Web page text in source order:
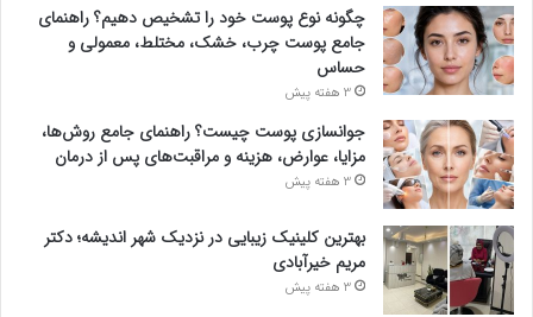
چگونه نوع پوست خود را تشخیص دهیم؟ راهنمای
جامع پوست چرب، خشک، مختلط، معمولی و
حساس
3 هفته پیش
جوانسازی پوست چیست؟ راهنمای جامع روش‌ها،
مزایا، عوارض، هزینه و مراقبت‌های پس از درمان
3 هفته پیش
بهترین کلینیک زیبایی در نزدیک شهر اندیشه؛ دکتر
مریم خیرآبادی
3 هفته پیش